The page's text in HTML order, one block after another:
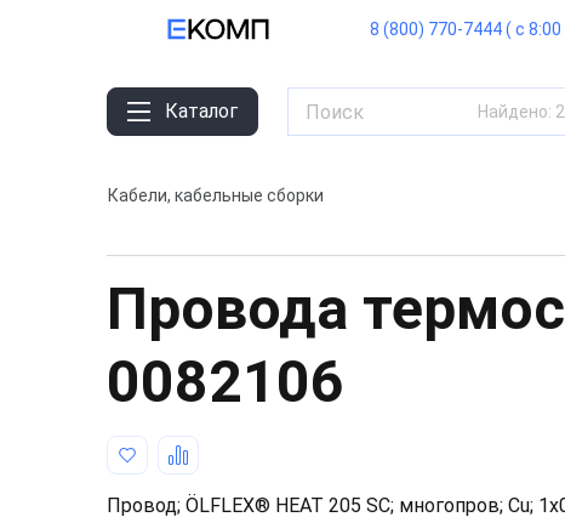
8 (800) 770-7444 ( с 8:00
Каталог Найдено:
Кабели, кабельные сборки
Провода
0082106
Провод; ÖLFLEX® HEAT 205 SC; многопров; Cu;